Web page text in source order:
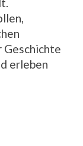
Geschichte
erleben